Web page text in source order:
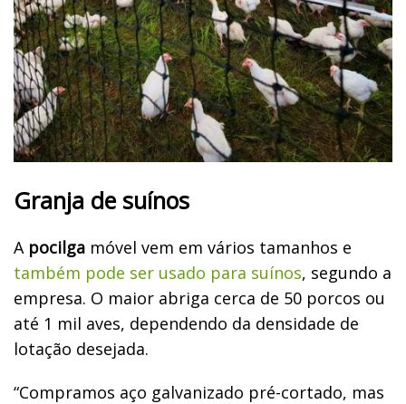
Granja de suínos
A pocilga móvel vem em vários tamanhos e
também pode ser usado para suínos, segundo a
empresa. O maior abriga cerca de 50 porcos ou
até 1 mil aves, dependendo da densidade de
lotação desejada.
“Compramos aço galvanizado pré-cortado, mas